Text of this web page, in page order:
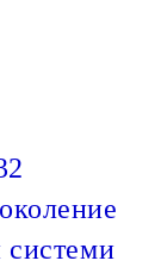
системи